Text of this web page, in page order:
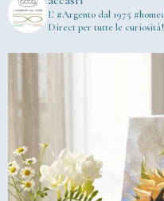
L' #Argento dal 1975
Direct per tutte le curiosità!